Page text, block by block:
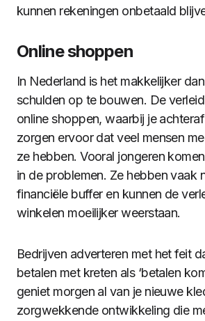
kunnen rekeningen onbetaald
Online shoppen
In Nederland is het makkelijker
schulden op te bouwen. De
online shoppen, waarbij je
zorgen ervoor dat veel mensen
ze hebben. Vooral jongeren
in de problemen. Ze hebben vaak
financiële buffer en kunnen de
winkelen moeilijker weerstaan.
Bedrijven adverteren met het feit
betalen met kreten als ‘betalen
geniet morgen al van je nieuwe
zorgwekkende ontwikkeling die